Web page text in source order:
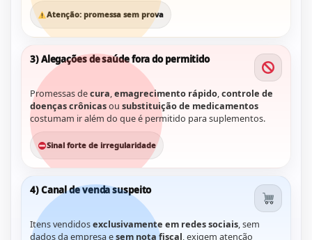
Atenção: promessa sem prova
3) Alegações de saúde fora do permitido
Promessas decura,emagrecimento rápido,controle de
doenças crônicasou substituição de medicamentos
costumam ir além do que é permitido para suplementos.
Sinal forte de irregularidade
4) Canal de venda suspeito
Itens vendidosexclusivamente em redes sociais, sem
dados da empresa esem nota fiscal, exigem atenção